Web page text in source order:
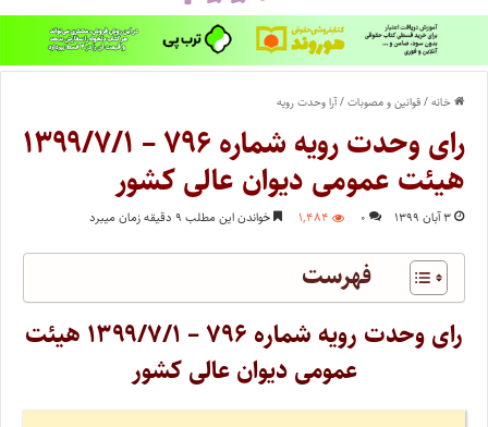
خانه/قوانین و مصوبات/آرا وحدت رویه
رای وحدت‌ رویه شماره ۷۹۶ – ۱۳۹۹/۷/۱
هیئت‌ عمومی دیوان ‌عالی ‌کشور
۳ آبان ۱۳۹۹ ۰ ۱,۴۸۴ خواندن این مطلب ۹ دقیقه زمان میبرد
فهرست
رای وحدت‌ رویه شماره ۷۹۶ – ۱۳۹۹/۷/۱ هیئت‌
عمومی دیوان ‌عالی ‌کشور